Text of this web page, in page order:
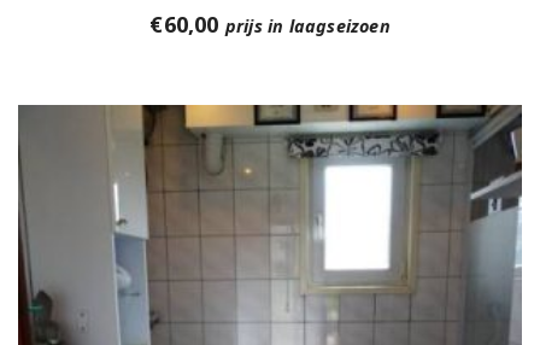
€60,00 prijs in laagseizoen